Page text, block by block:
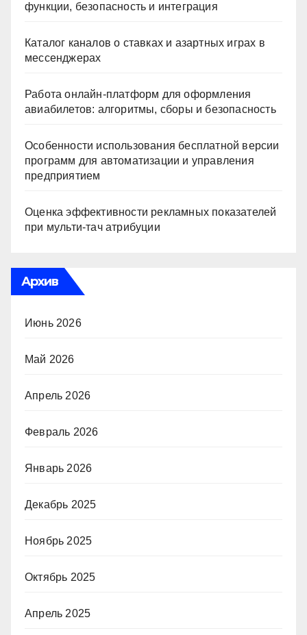
функции, безопасность и интеграция
Каталог каналов о ставках и азартных играх в
мессенджерах
Работа онлайн‑платформ для оформления
авиабилетов: алгоритмы, сборы и безопасность
Особенности использования бесплатной версии
программ для автоматизации и управления
предприятием
Оценка эффективности рекламных показателей
при мульти-тач атрибуции
Архив
Июнь 2026
Май 2026
Апрель 2026
Февраль 2026
Январь 2026
Декабрь 2025
Ноябрь 2025
Октябрь 2025
Апрель 2025